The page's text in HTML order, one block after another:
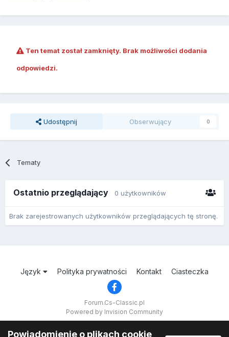
Ten temat został zamknięty. Brak możliwości dodania
odpowiedzi.
Udostępnij Obserwujący 0
Tematy
Ostatnio przeglądający 0 użytkowników
Brak zarejestrowanych użytkowników przeglądających tę stronę.
Język Polityka prywatności Kontakt Ciasteczka
Forum.Cs-Classic.pl
Powered by Invision Community
Powiadomienie o plikach cookie